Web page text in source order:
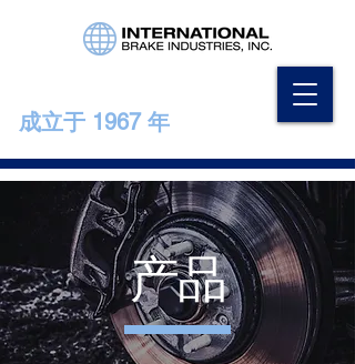
成立于 1967 年
产品